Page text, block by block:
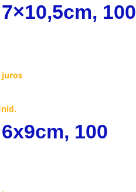
100
juros
100